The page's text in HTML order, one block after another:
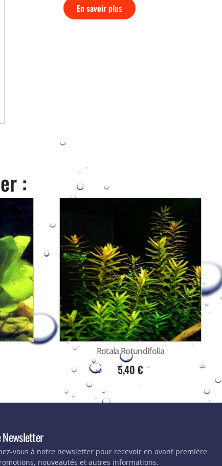
En savoir plus
:
Rotala Rotundifolia
5,40 €
Newsletter
vous à notre newsletter pour recevoir en avant première
nouveautés et autres informations.